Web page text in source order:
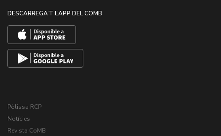
DESCARREGA’T L’APP DEL COMB
Pòlissa RCP
Notícies
Revista CoMB